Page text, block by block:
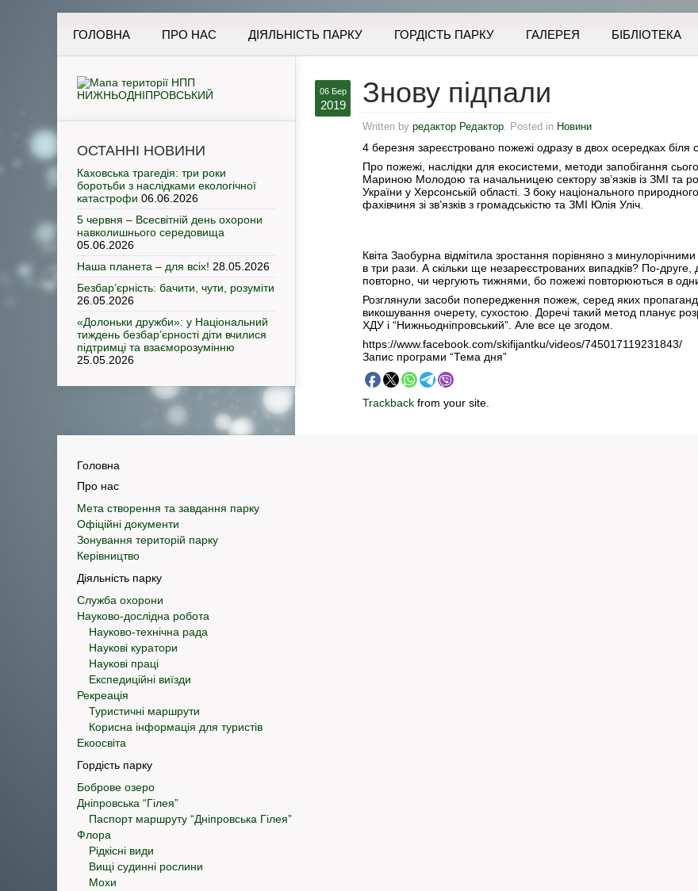
ГОЛОВНА ПРО НАС ДІЯЛЬНІСТЬ ПАРКУ ГОРДІСТЬ ПАРКУ ГАЛЕРЕЯ БІБЛІОТЕКА
06 Бер
2019 Знову підпали
Written by редактор Редактор. Posted in Новини
4 березня зареєстровано пожежі одразу в двох осередках біля
Про пожежі, наслідки для екосистеми, методи запобігання
Мариною Молодою та начальницею сектору зв’язків із ЗМІ та
України у Херсонській області. З боку національного
фахівчиня зі зв’язків з громадськістю та ЗМІ Юлія Уліч.
Квіта Заобурна відмітила зростання порівняно з
в три рази. А скільки ще незареєстрованих випадків? По-
повторно, чи чергують тижнями, бо пожежі повторюються в
Розглянули засоби попередження пожеж, серед яких
викошування очерету, сухостою. Доречі такий метод планує
ХДУ і “Нижньодніпровський”. Але все це згодом.
https://www.facebook.com/skifijantku/videos/745017119231843/
Запис програми “Тема дня”
Trackback from your site.
ОСТАННІ НОВИНИ
Каховська трагедія: три роки
боротьби з наслідками екологічної
катастрофи 06.06.2026
5 червня – Всесвітній день охорони
навколишнього середовища
05.06.2026
Наша планета – для всіх! 28.05.2026
Безбар’єрність: бачити, чути, розуміти
26.05.2026
«Долоньки дружби»: у Національний
тиждень безбар’єрності діти вчилися
підтримці та взаєморозумінню
25.05.2026
Головна
Про нас
Мета створення та завдання парку
Офіційні документи
Зонування територій парку
Керівництво
Діяльність парку
Служба охорони
Науково-дослідна робота
Науково-технічна рада
Наукові куратори
Наукові праці
Експедиційні виїзди
Рекреація
Туристичні маршрути
Корисна інформація для туристів
Екоосвіта
Гордість парку
Боброве озеро
Дніпровська “Гілея”
Паспорт маршруту “Дніпровська Гілея”
Флора
Рідкісні види
Вищі судинні рослини
Мохи